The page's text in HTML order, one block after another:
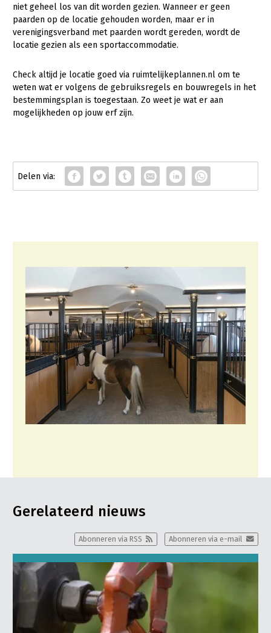
niet geheel los van dit worden gezien. Wanneer er geen
paarden op de locatie gehouden worden, maar er in
verenigingsverband met paarden wordt gereden, wordt de
locatie gezien als een sportaccommodatie.
Check altijd je locatie goed via ruimtelijkeplannen.nl om te
weten wat er volgens de gebruiksregels en bouwregels in het
bestemmingsplan is toegestaan. Zo weet je wat er aan
mogelijkheden op jouw erf zijn.
Gerelateerd nieuws
Abonneren via e-mail
Abonneren via RSS